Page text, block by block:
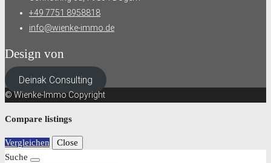
+49 7751 8958818
info@wienke-immo.de
Design von
Deinak Consulting
© Wienke-Immo Copyright
Compare listings
Vergleichen
Close
Suche